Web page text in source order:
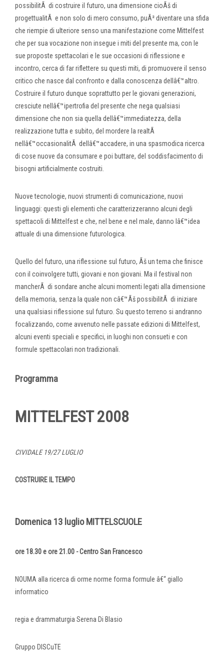
possibilitÃ di costruire il futuro, una dimensione cioÃš di
progettualitÃ e non solo di mero consumo, puÃ² diventare una sfida
che riempie di ulteriore senso una manifestazione come Mittelfest
che per sua vocazione non insegue i miti del presente ma, con le
sue proposte spettacolari e le sue occasioni di riflessione e
incontro, cerca di far riflettere su questi miti, di promuovere il senso
critico che nasce dal confronto e dalla conoscenza dellâ€™altro.
Costruire il futuro dunque soprattutto per le giovani generazioni,
cresciute nellâ€™ipertrofia del presente che nega qualsiasi
dimensione che non sia quella dellâ€™immediatezza, della
realizzazione tutta e subito, del mordere la realtÃ
nellâ€™occasionalitÃ dellâ€™accadere, in una spasmodica ricerca
di cose nuove da consumare e poi buttare, del soddisfacimento di
bisogni artificialmente costruiti.
Nuove tecnologie, nuovi strumenti di comunicazione, nuovi
linguaggi: questi gli elementi che caratterizzeranno alcuni degli
spettacoli di Mittelfest e che, nel bene e nel male, danno lâ€™idea
attuale di una dimensione futurologica.
Quello del futuro, una riflessione sul futuro, Ãš un tema che finisce
con il coinvolgere tutti, giovani e non giovani. Ma il festival non
mancherÃ di sondare anche alcuni momenti legati alla dimensione
della memoria, senza la quale non câ€™Ãš possibilitÃ di iniziare
una qualsiasi riflessione sul futuro. Su questo terreno si andranno
focalizzando, come avvenuto nelle passate edizioni di Mittelfest,
alcuni eventi speciali e specifici, in luoghi non consueti e con
formule spettacolari non tradizionali.
Programma
MITTELFEST 2008
CIVIDALE 19/27 LUGLIO
COSTRUIRE IL TEMPO
Domenica 13 luglio MITTELSCUOLE
ore 18.30 e ore 21.00 - Centro San Francesco
NOUMA alla ricerca di orme norme forma formule â€“ giallo
informatico
regia e drammaturgia Serena Di Blasio
Gruppo DISCuTE